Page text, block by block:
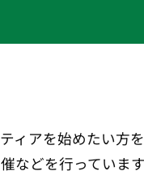
アを始めたい方
どを行っています